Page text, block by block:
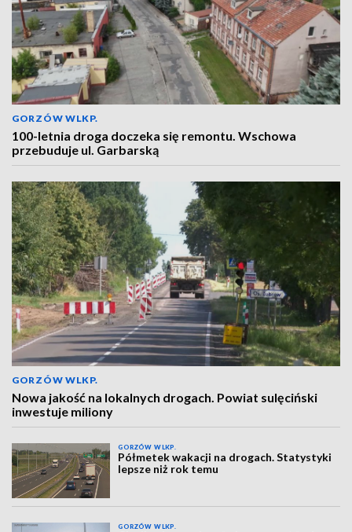
GORZÓW WLKP.
100-letnia droga doczeka się remontu. Wschowa
przebuduje ul. Garbarską
GORZÓW WLKP.
Nowa jakość na lokalnych drogach. Powiat sulęciński
inwestuje miliony
GORZÓW WLKP.
Półmetek wakacji na drogach. Statystyki
lepsze niż rok temu
GORZÓW WLKP.